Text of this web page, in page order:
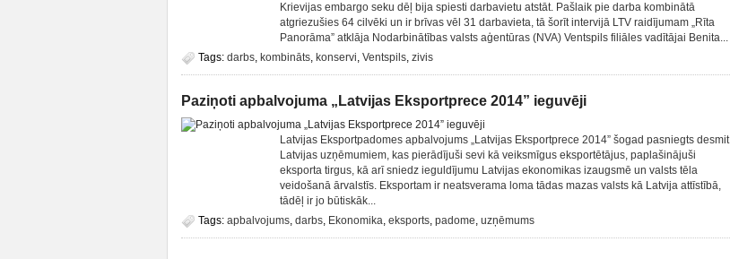
Krievijas embargo seku dēļ bija spiesti darbavietu atstāt. Pašlaik pie darba kombinātā
atgriezušies 64 cilvēki un ir brīvas vēl 31 darbavieta, tā šorīt intervijā LTV raidījumam „Rīta
Panorāma” atklāja Nodarbinātības valsts aģentūras (NVA) Ventspils filiāles vadītājai Benita...
Tags: darbs, kombināts, konservi, Ventspils, zivis
Paziņoti apbalvojuma „Latvijas Eksportprece 2014” ieguvēji
Latvijas Eksportpadomes apbalvojums „Latvijas Eksportprece 2014” šogad pasniegts desmit
Latvijas uzņēmumiem, kas pierādījuši sevi kā veiksmīgus eksportētājus, paplašinājuši
eksporta tirgus, kā arī sniedz ieguldījumu Latvijas ekonomikas izaugsmē un valsts tēla
veidošanā ārvalstīs. Eksportam ir neatsverama loma tādas mazas valsts kā Latvija attīstībā,
tādēļ ir jo būtiskāk...
Tags: apbalvojums, darbs, Ekonomika, eksports, padome, uzņēmums